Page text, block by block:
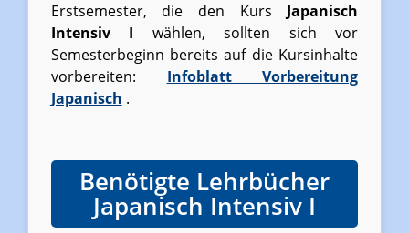
Erstsemester, die den Kurs Japanisch
Intensiv I wählen, sollten sich vor
Semesterbeginn bereits auf die Kursinhalte
vorbereiten: Infoblatt Vorbereitung
Japanisch .
Benötigte Lehrbücher
Japanisch Intensiv I